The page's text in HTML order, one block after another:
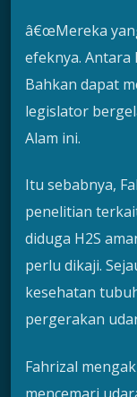
â€œMereka
efeknya. Antara
Bahkan dapat
legislator
Alam ini.
Itu sebabnya,
penelitian
diduga H2S
perlu dikaji.
kesehatan
pergerakan
Fahrizal